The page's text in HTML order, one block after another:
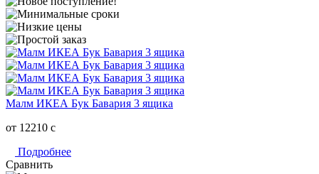
Малм ИКЕА Бук Бавария 3 ящика
от 12210 c
Подробнее
Сравнить